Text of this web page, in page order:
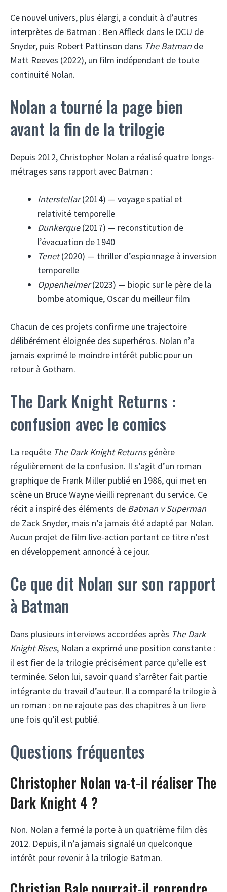
Ce nouvel univers, plus élargi, a conduit à d’autres
interprètes de Batman : Ben Affleck dans le DCU de
Snyder, puis Robert Pattinson dans The Batman de
Matt Reeves (2022), un film indépendant de toute
continuité Nolan.
Nolan a tourné la page bien
avant la fin de la trilogie
Depuis 2012, Christopher Nolan a réalisé quatre longs-
métrages sans rapport avec Batman :
Interstellar(2014) — voyage spatial et
relativité temporelle
Dunkerque(2017) — reconstitution de
l’évacuation de 1940
Tenet(2020) — thriller d’espionnage à inversion
temporelle
Oppenheimer(2023) — biopic sur le père de la
bombe atomique, Oscar du meilleur film
Chacun de ces projets confirme une trajectoire
délibérément éloignée des superhéros. Nolan n’a
jamais exprimé le moindre intérêt public pour un
retour à Gotham.
The Dark Knight Returns :
confusion avec le comics
La requête The Dark Knight Returnsgénère
régulièrement de la confusion. Il s’agit d’un roman
graphique de Frank Miller publié en 1986, qui met en
scène un Bruce Wayne vieilli reprenant du service. Ce
récit a inspiré des éléments de Batman v Superman
de Zack Snyder, mais n’a jamais été adapté par Nolan.
Aucun projet de film live-action portant ce titre n’est
en développement annoncé à ce jour.
Ce que dit Nolan sur son rapport
à Batman
Dans plusieurs interviews accordées après The Dark
Knight Rises, Nolan a exprimé une position constante :
il est fier de la trilogie précisément parce qu’elle est
terminée. Selon lui, savoir quand s’arrêter fait partie
intégrante du travail d’auteur. Il a comparé la trilogie à
un roman : on ne rajoute pas des chapitres à un livre
une fois qu’il est publié.
Questions fréquentes
Christopher Nolan va-t-il réaliser The
Dark Knight 4 ?
Non. Nolan a fermé la porte à un quatrième film dès
2012. Depuis, il n’a jamais signalé un quelconque
intérêt pour revenir à la trilogie Batman.